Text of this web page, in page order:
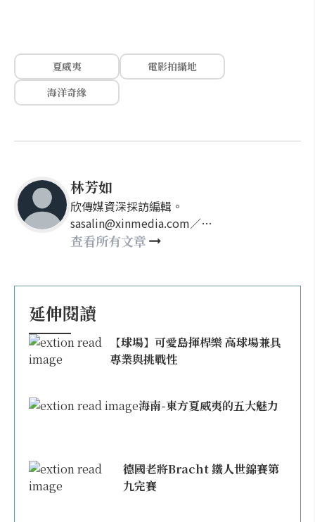
夏威夷
電影拍攝地
海洋奇緣
林芳如
欣傳媒資深採訪編輯。
sasalin@xinmedia.com／
happy21917@gmail.com
查看所有文章
延伸閱讀
【球場】可愛島揮桿樂 高球場兼具
專業與挑戰性
海南-東方夏威夷的五大魅力
德國老將Bracht 鐵人世錦賽第
九完賽